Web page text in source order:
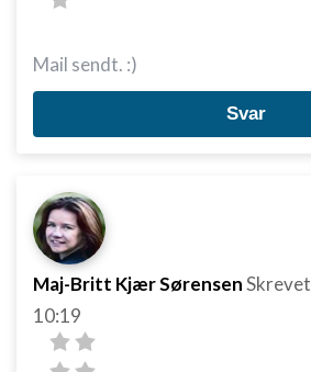
Mail sendt. :)
Svar
Maj-Britt Kjær SørensenSkrevet
10:19